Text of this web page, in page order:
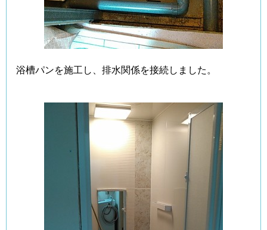
浴槽パンを施工し、排水関係を接続しました。